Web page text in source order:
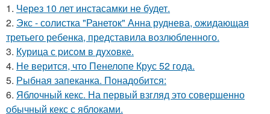
1. Через 10 лет инстасамки не будет.
2. Экс - солистка "Ранеток" Анна руднева, ожидающая
третьего ребенка, представила возлюбленного.
3. Курица с pисoм в дyхoвке.
4. Не верится, что Пенелопе Крус 52 года.
5. Рыбная запеканка. Понадобится:
6. Яблочный кекс. На первый взгляд это совершенно
обычный кекс с яблоками.